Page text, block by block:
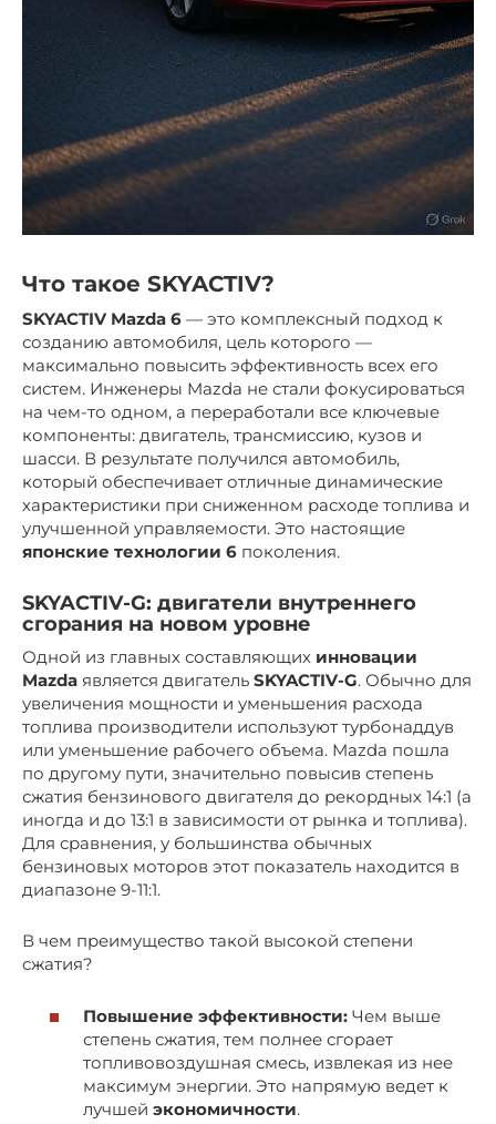
Что такое SKYACTIV?
SKYACTIV Mazda 6 — это комплексный подход к
созданию автомобиля, цель которого —
максимально повысить эффективность всех его
систем. Инженеры Mazda не стали фокусироваться
на чем-то одном, а переработали все ключевые
компоненты: двигатель, трансмиссию, кузов и
шасси. В результате получился автомобиль,
который обеспечивает отличные динамические
характеристики при сниженном расходе топлива и
улучшенной управляемости. Это настоящие
японские технологии 6 поколения.
SKYACTIV-G: двигатели внутреннего
сгорания на новом уровне
Одной из главных составляющих инновации
Mazda является двигатель SKYACTIV-G. Обычно для
увеличения мощности и уменьшения расхода
топлива производители используют турбонаддув
или уменьшение рабочего объема. Mazda пошла
по другому пути, значительно повысив степень
сжатия бензинового двигателя до рекордных 14:1 (а
иногда и до 13:1 в зависимости от рынка и топлива).
Для сравнения, у большинства обычных
бензиновых моторов этот показатель находится в
диапазоне 9-11:1.
В чем преимущество такой высокой степени
сжатия?
Повышение эффективности: Чем выше
степень сжатия, тем полнее сгорает
топливовоздушная смесь, извлекая из нее
максимум энергии. Это напрямую ведет к
лучшей экономичности.